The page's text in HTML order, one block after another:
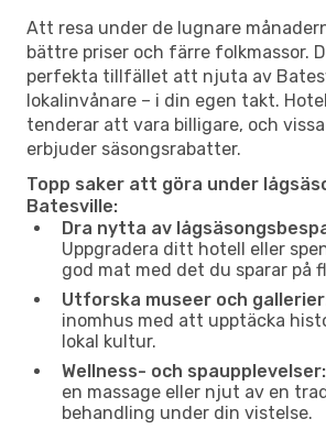
Att resa under de lugnare
bättre priser och färre folkmassor.
perfekta tillfället att njuta av
lokalinvånare – i din egen takt.
tenderar att vara billigare, och
erbjuder säsongsrabatter.
Topp saker att göra under
Batesville:
Dra nytta av
Uppgradera ditt hotell eller
god mat med det du sparar på
Utforska museer och
inomhus med att upptäcka
lokal kultur.
Wellness- och spaupplevelser:
en massage eller njut av en
behandling under din vistelse.